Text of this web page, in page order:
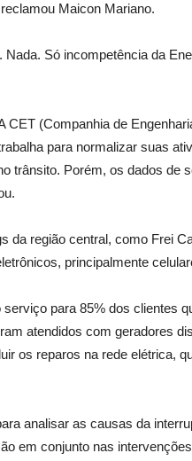
Maicon Mariano.
Só incompetência da
(Companhia de
para normalizar suas
trânsito. Porém, os dados de
da região central, como Frei
principalmente
para 85% dos clientes
atendidos com geradores
os reparos na rede elétrica,
analisar as causas da
em conjunto nas